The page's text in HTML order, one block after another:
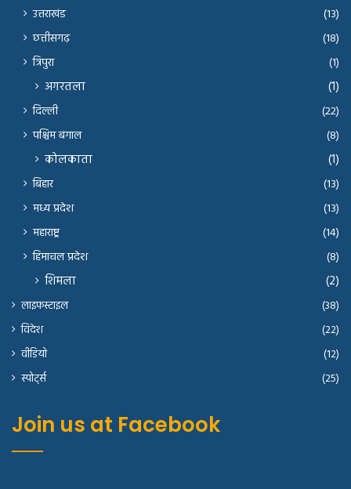
उत्तराखंड
(13)
छत्तीसगढ़
(18)
त्रिपुरा
(1)
अगरतला (1)
दिल्ली
(22)
पश्चिम बंगाल
(8)
कोलकाता (1)
बिहार
(13)
मध्य प्रदेश
(13)
महाराष्ट्र
(14)
हिमाचल प्रदेश
(8)
शिमला (2)
लाइफस्टाइल
(38)
विदेश
(22)
वीडियो
(12)
स्पोर्ट्स
(25)
Join us at Facebook